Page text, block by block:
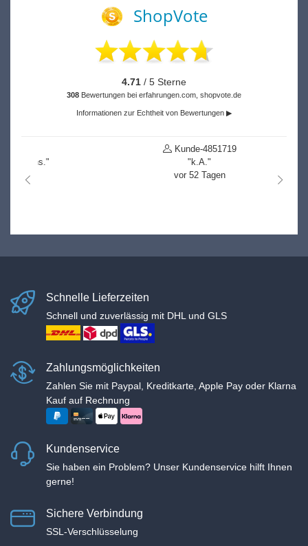
ShopVote
4.71 / 5 Sterne
308 Bewertungen bei erfahrungen.com, shopvote.de
Informationen zur Echtheit von Bewertungen ▶
Kunde-4851719
vor 52 Tagen
nach links
nach
Schnelle Lieferzeiten
Schnell und zuverlässig mit DHL und GLS
Zahlungsmöglichkeiten
Zahlen Sie mit Paypal, Kreditkarte, Apple Pay oder Klarna
Kauf auf Rechnung
Kundenservice
Sie haben ein Problem? Unser Kundenservice hilft Ihnen
gerne!
Sichere Verbindung
SSL-Verschlüsselung